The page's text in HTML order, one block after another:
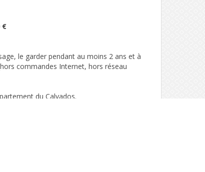
€
le garder pendant au moins 2 ans et à
commandes Internet, hors réseau
du Calvados.